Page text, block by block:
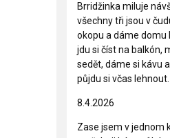
Brridžinka miluje
všechny tři jsou v
okopu a dáme domu
jdu si číst na balkón,
sedět, dáme si kávu
půjdu si včas
8.4.2026
Zase jsem v jednom